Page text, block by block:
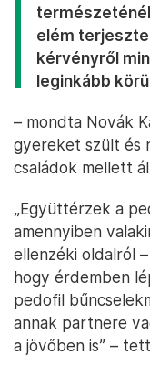
elém
kérvényről
leginkább
– mondta Novák
gyereket szült és
családok mellett
„Együttérzek a
amennyiben
ellenzéki oldalról
hogy érdemben
pedofil
annak partnere
a jövőben is” –